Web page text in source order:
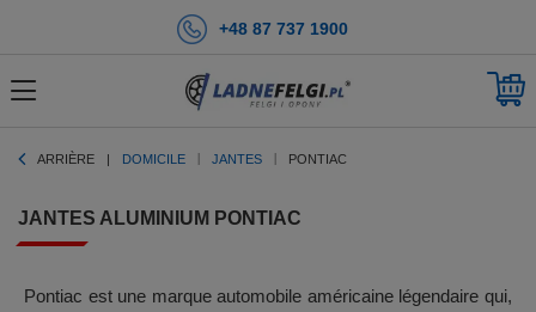
+48 87 737 1900
ARRIÈRE DOMICILE JANTES PONTIAC
JANTES ALUMINIUM PONTIAC
Pontiac est une marque automobile américaine légendaire qui,